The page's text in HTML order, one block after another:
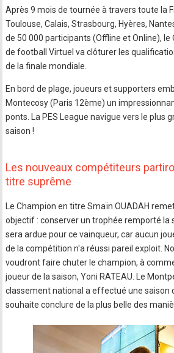
Après 9 mois de tournée à travers toute la
Toulouse, Calais, Strasbourg, Hyères,
de 50 000 participants (Offline et Online), le
de football Virtuel va clôturer les
de la finale mondiale.
En bord de plage, joueurs et supporters
Montecosy (Paris 12ème) un
ponts. La PES League navigue vers le plus
saison !
Les nouveaux compétiteurs
titre suprême
Le Champion en titre Smaïn OUADAH
objectif : conserver un trophée remporté la
sera ardue pour ce vainqueur, car aucun
de la compétition n'a réussi pareil exploit.
voudront faire chuter le champion, à
joueur de la saison, Yoni RATEAU. Le
classement national a effectué une
souhaite conclure de la plus belle des